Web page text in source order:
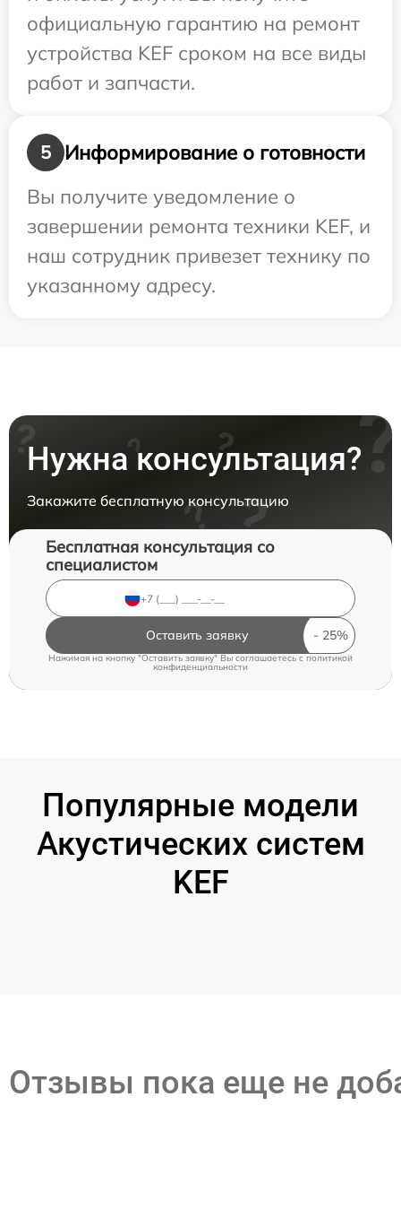
официальную гарантию на ремонт
устройства KEF сроком на все виды
работ и запчасти.
5
Информирование о готовности
Вы получите уведомление о
завершении ремонта техники KEF, и
наш сотрудник привезет технику по
указанному адресу.
Нужна консультация?
Закажите бесплатную консультацию
Бесплатная консультация со
специалистом
Оставить заявку
Нажимая на кнопку "Оставить заявку" Вы соглашаетесь c политикой
конфиденциальности
Популярные модели
Акустических систем
KEF
Отзывы пока еще не